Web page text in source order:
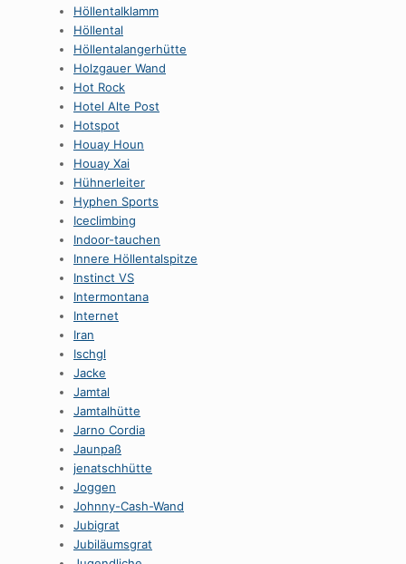
HöllentaIklamm
Höllental
Höllentalangerhütte
Holzgauer Wand
Hot Rock
Hotel Alte Post
Hotspot
Houay Houn
Houay Xai
Hühnerleiter
Hyphen Sports
Iceclimbing
Indoor-tauchen
Innere Höllentalspitze
Instinct VS
Intermontana
Internet
Iran
Ischgl
Jacke
Jamtal
Jamtalhütte
Jarno Cordia
Jaunpaß
jenatschhütte
Joggen
Johnny-Cash-Wand
Jubigrat
Jubiläumsgrat